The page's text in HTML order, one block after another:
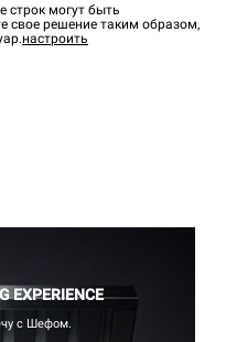
строк могут быть
свое решение таким образом,
настроить
EXPERIENCE
с Шефом.